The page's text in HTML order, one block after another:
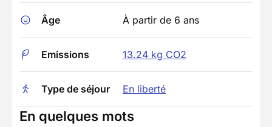
Âge À partir de 6 ans
Emissions 13.24 kg CO2
Type de séjour En liberté
En quelques mots